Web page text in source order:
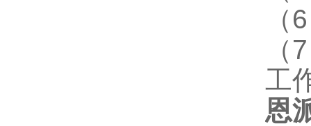
（
工
恩